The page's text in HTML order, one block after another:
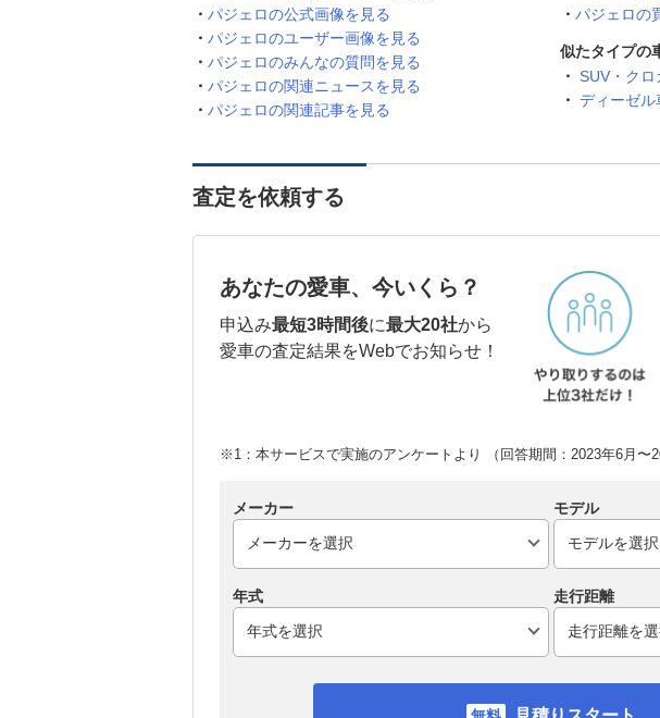
パジェロの公式画像を見る
パジェロのユーザー画像を見る
パジェロのみんなの質問を見る
パジェロの関連ニュースを見る
パジェロの関連記事を見る
パジェロの
似たタイプの
SUV・クロ
ディーゼル
査定を依頼する
あなたの愛車、今いくら？
申込み最短3時間後に最大20社から
愛車の査定結果をWebでお知らせ！
※1：本サービスで実施のアンケートより （回答期間：2023年6月〜
メーカー モデル
年式 走行距離